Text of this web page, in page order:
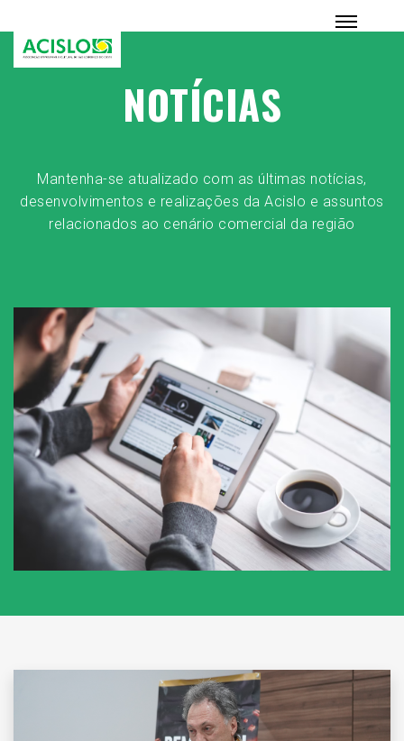
NOTÍCIAS
Mantenha-se atualizado com as últimas notícias,
desenvolvimentos e realizações da Acislo e assuntos
relacionados ao cenário comercial da região